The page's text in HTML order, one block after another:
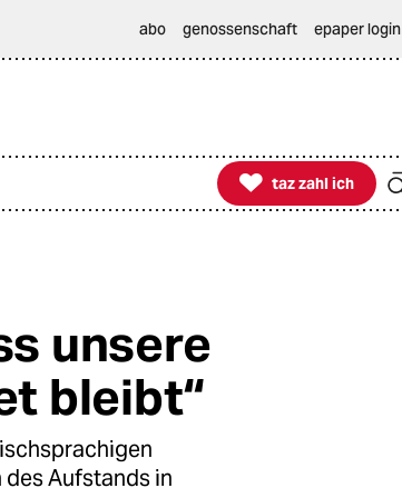
abo genossenschaft epaper login

taz zahl ich
taz zahl ich
unsere
bleibt“
des Aufstands in